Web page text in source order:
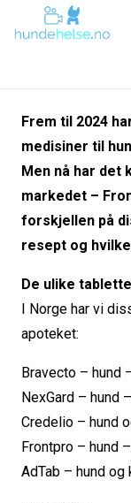
Frem til 2024
medisiner til
Men nå har
markedet –
forskjellen på
resept og
De ulike
I Norge har vi
apoteket:
Bravecto – hund
NexGard – hund
Credelio – hund
Frontpro – hund
AdTab – hund